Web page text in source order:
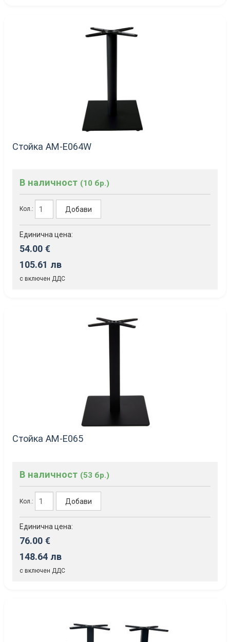
Стойка AM-Е064W
В наличност (10 бр.)
Кол.: Добави
Единична цена:
54.00 €
105.61 лв
с включен ДДС
Стойка AM-Е065
В наличност (53 бр.)
Кол.: Добави
Единична цена:
76.00 €
148.64 лв
с включен ДДС